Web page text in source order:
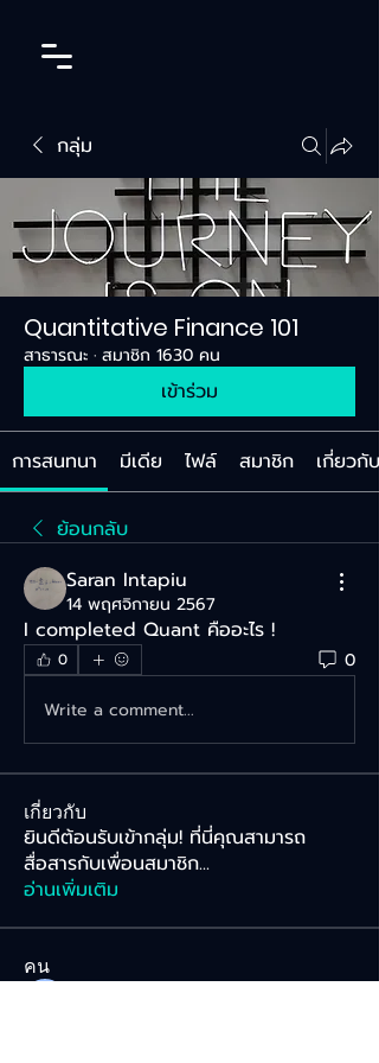
กลุ่ม
Quantitative Finance 101
สาธารณะ · สมาชิก 1630 คน
เข้าร่วม
การสนทนา มีเดีย ไฟล์ สมาชิก เกี่ยวกับ
ย้อนกลับ
Saran Intapiu
14 พฤศจิกายน 2567
I completed Quant คืออะไร !
0
0
Write a comment...
เกี่ยวกับ
ยินดีต้อนรับเข้ากลุ่ม! ที่นี่คุณสามารถ
สื่อสารกับเพื่อนสมาชิก...
อ่านเพิ่มเติม
คน